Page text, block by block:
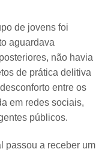
de jovens foi
aguardava
não havia
de prática delitiva
entre os
em redes sociais,
públicos.
passou a receber um